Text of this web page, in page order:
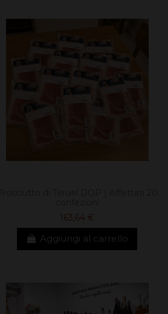
163,64 €
Aggiungi al carrello